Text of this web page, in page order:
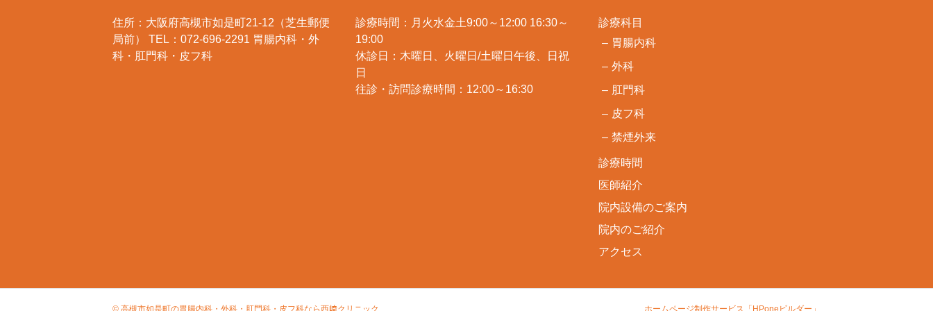
住所：大阪府高槻市如是町21-12（芝生郵便
局前） TEL：072-696-2291 胃腸内科・外
科・肛門科・皮フ科
診療時間：月火水金土9:00～12:00 16:30～
19:00
休診日：木曜日、火曜日/土曜日午後、日祝
日
往診・訪問診療時間：12:00～16:30
診療科目
胃腸内科
外科
肛門科
皮フ科
禁煙外来
診療時間
医師紹介
院内設備のご案内
院内のご紹介
アクセス
© 高槻市如是町の胃腸内科・外科・肛門科・皮フ科なら西﨑クリニック ホームページ制作サービス「HPoneビルダー」